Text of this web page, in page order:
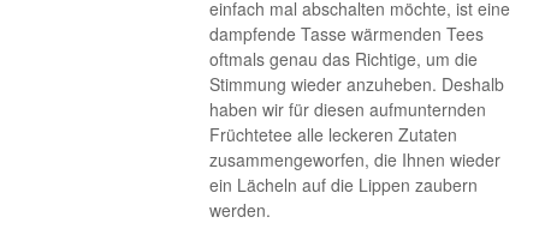
einfach mal abschalten möchte, ist eine
dampfende Tasse wärmenden Tees
oftmals genau das Richtige, um die
Stimmung wieder anzuheben. Deshalb
haben wir für diesen aufmunternden
Früchtetee alle leckeren Zutaten
zusammengeworfen, die Ihnen wieder
ein Lächeln auf die Lippen zaubern
werden.